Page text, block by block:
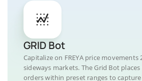
GRID Bot
Capitalize on FREYA price movements
sideways markets. The Grid Bot
orders within preset ranges to